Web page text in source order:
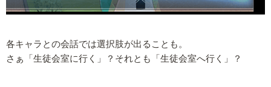
各キャラとの会話では選択肢が出ることも。
さぁ「生徒会室に行く」？それとも「生徒会室へ行く」？